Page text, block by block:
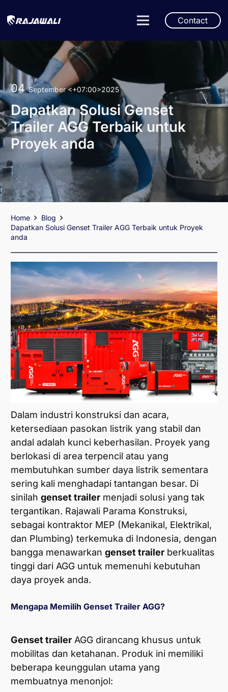
Contact
04 September<+07:00>2025
Dapatkan Solusi Genset
Trailer AGG Terbaik untuk
Proyek anda
Home
Blog
Dapatkan Solusi Genset Trailer AGG Terbaik untuk Proyek
anda
Dalam industri konstruksi dan acara,
ketersediaan pasokan listrik yang stabil dan
andal adalah kunci keberhasilan. Proyek yang
berlokasi di area terpencil atau yang
membutuhkan sumber daya listrik sementara
sering kali menghadapi tantangan besar. Di
sinilah genset trailer menjadi solusi yang tak
tergantikan. Rajawali Parama Konstruksi,
sebagai kontraktor MEP (Mekanikal, Elektrikal,
dan Plumbing) terkemuka di Indonesia, dengan
bangga menawarkan genset trailer berkualitas
tinggi dari AGG untuk memenuhi kebutuhan
daya proyek anda.
Mengapa Memilih Genset Trailer AGG?
Genset trailer AGG dirancang khusus untuk
mobilitas dan ketahanan. Produk ini memiliki
beberapa keunggulan utama yang
membuatnya menonjol: